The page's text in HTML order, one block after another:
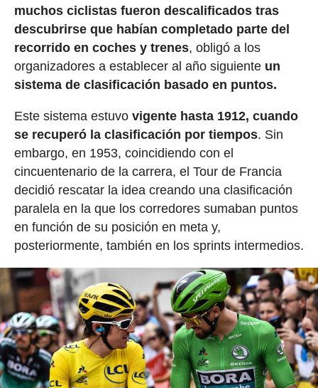
muchos ciclistas fueron descalificados tras
descubrirse que habían completado parte del
recorrido en coches y trenes, obligó a los
organizadores a establecer al año siguiente un
sistema de clasificación basado en puntos.
Este sistema estuvo vigente hasta 1912, cuando
se recuperó la clasificación por tiempos. Sin
embargo, en 1953, coincidiendo con el
cincuentenario de la carrera, el Tour de Francia
decidió rescatar la idea creando una clasificación
paralela en la que los corredores sumaban puntos
en función de su posición en meta y,
posteriormente, también en los sprints intermedios.